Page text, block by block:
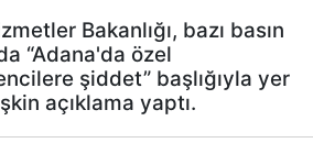
Bakanlığı, bazı basın
“Adana'da özel
şiddet” başlığıyla yer
açıklama yaptı.